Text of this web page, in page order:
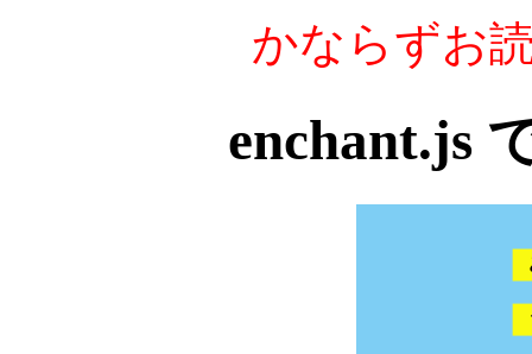
かならずお
enchant.js